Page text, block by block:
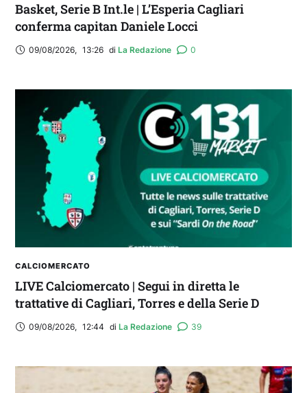
Basket, Serie B Int.le | L’Esperia Cagliari
conferma capitan Daniele Locci
09/08/2026, 13:26 di La Redazione 0
CALCIOMERCATO
LIVE Calciomercato | Segui in diretta le
trattative di Cagliari, Torres e della Serie D
09/08/2026, 12:44 di La Redazione 39